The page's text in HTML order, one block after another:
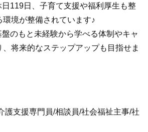
119日、子育て支援や福利厚生も整
境が整備されています♪
のもと未経験から学べる体制やキャ
、将来的なステップアップも目指せま
護支援専門員/相談員/社会福祉主事/社